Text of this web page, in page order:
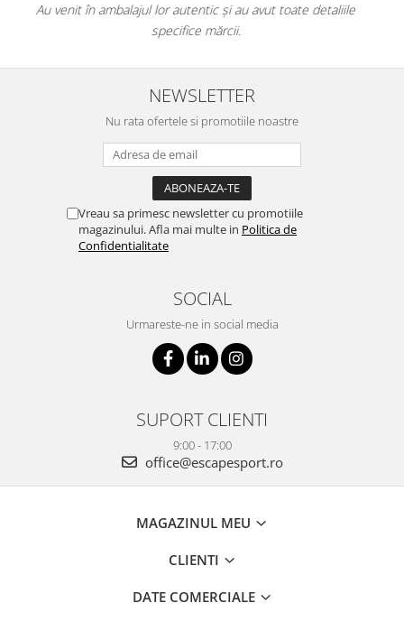
Au venit în ambalajul lor autentic și au avut toate detaliile
specifice mărcii.
NEWSLETTER
Nu rata ofertele si promotiile noastre
Vreau sa primesc newsletter cu promotiile
magazinului. Afla mai multe in Politica de
Confidentialitate
SOCIAL
Urmareste-ne in social media
SUPORT CLIENTI
9:00 - 17:00
office@escapesport.ro
MAGAZINUL MEU
CLIENTI
DATE COMERCIALE